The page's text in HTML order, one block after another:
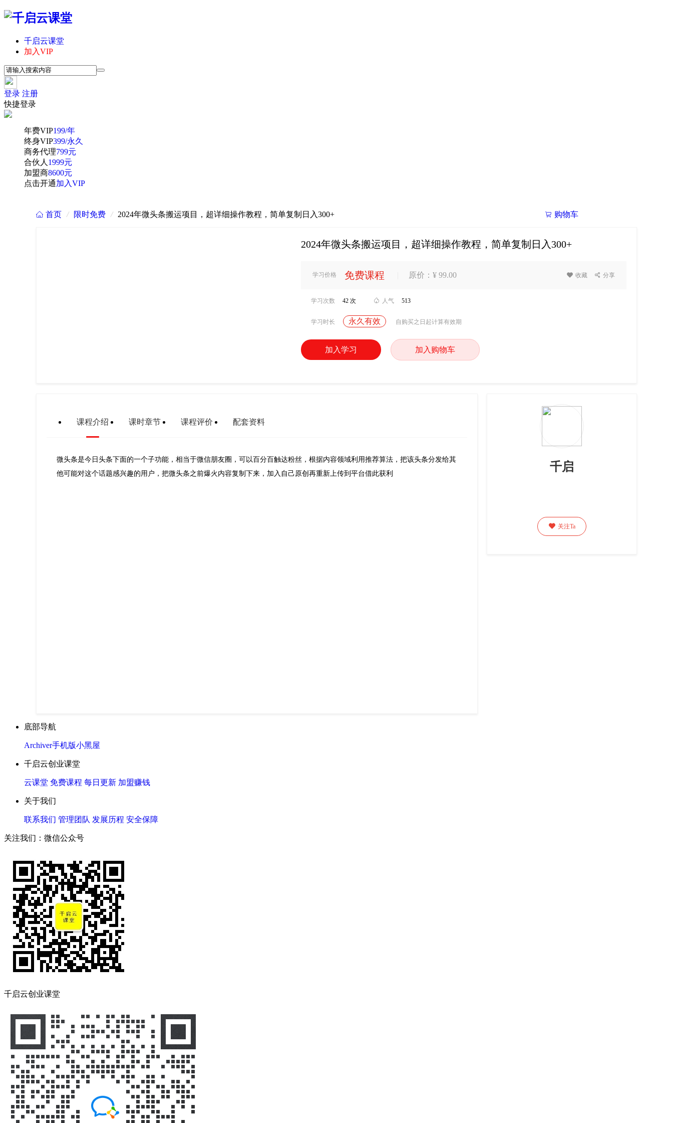
千启云课堂
加入VIP
登录 注册
快捷登录
年费VIP199/年
终身VIP399/永久
商务代理799元
合伙人 1999元
加盟商8600元
点击开通加入VIP
 购物车
 首页 / 限时免费 / 2024年微头条搬运项目，超详细操作教程，简单复制日入300+
2024年微头条搬运项目，超详细操作教程，简单复制日入300+
学习价格 免费课程 原价：¥ 99.00  收藏  分享
学习次数 42 次  人气 513
学习时长 永久有效 自购买之日起计算有效期
加入学习 加入购物车
课程介绍 课时章节 课程评价 配套资料
微头条是今日头条下面的一个子功能，相当于微信朋友圈，可以百分百触达粉丝，根据内容领域利用推荐算法，把该头条分发给其
他可能对这个话题感兴趣的用户，把微头条之前爆火内容复制下来，加入自己原创再重新上传到平台借此获利
千启
 关注Ta
底部导航
Archiver手机版小黑屋
千启云创业课堂
云课堂 免费课程 每日更新 加盟赚钱
关于我们
联系我们 管理团队 发展历程 安全保障
关注我们：微信公众号
千启云创业课堂